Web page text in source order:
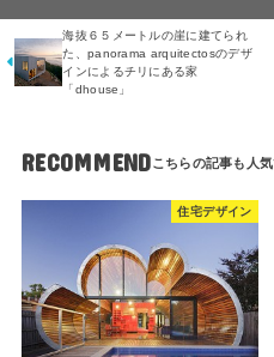
海抜６５メートルの崖に建てられ
た、panorama arquitectosのデザ
インによるチリにある家
「dhouse」
RECOMMEND
住宅デザイン